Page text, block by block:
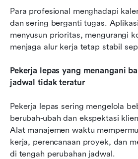
Para profesional menghadapi
dan sering berganti tugas.
menyusun prioritas, mengurangi
menjaga alur kerja tetap stabil
Pekerja lepas yang menangani
jadwal tidak teratur
Pekerja lepas sering mengelola
berubah-ubah dan ekspektasi
Alat manajemen waktu
kerja, perencanaan proyek, dan
di tengah perubahan jadwal.